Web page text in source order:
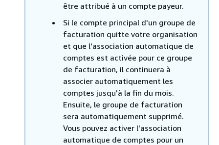
être attribué à un compte payeur.
Si le compte principal d'un groupe de
facturation quitte votre organisation
et que l'association automatique de
comptes est activée pour ce groupe
de facturation, il continuera à
associer automatiquement les
comptes jusqu'à la fin du mois.
Ensuite, le groupe de facturation
sera automatiquement supprimé.
Vous pouvez activer l'association
automatique de comptes pour un